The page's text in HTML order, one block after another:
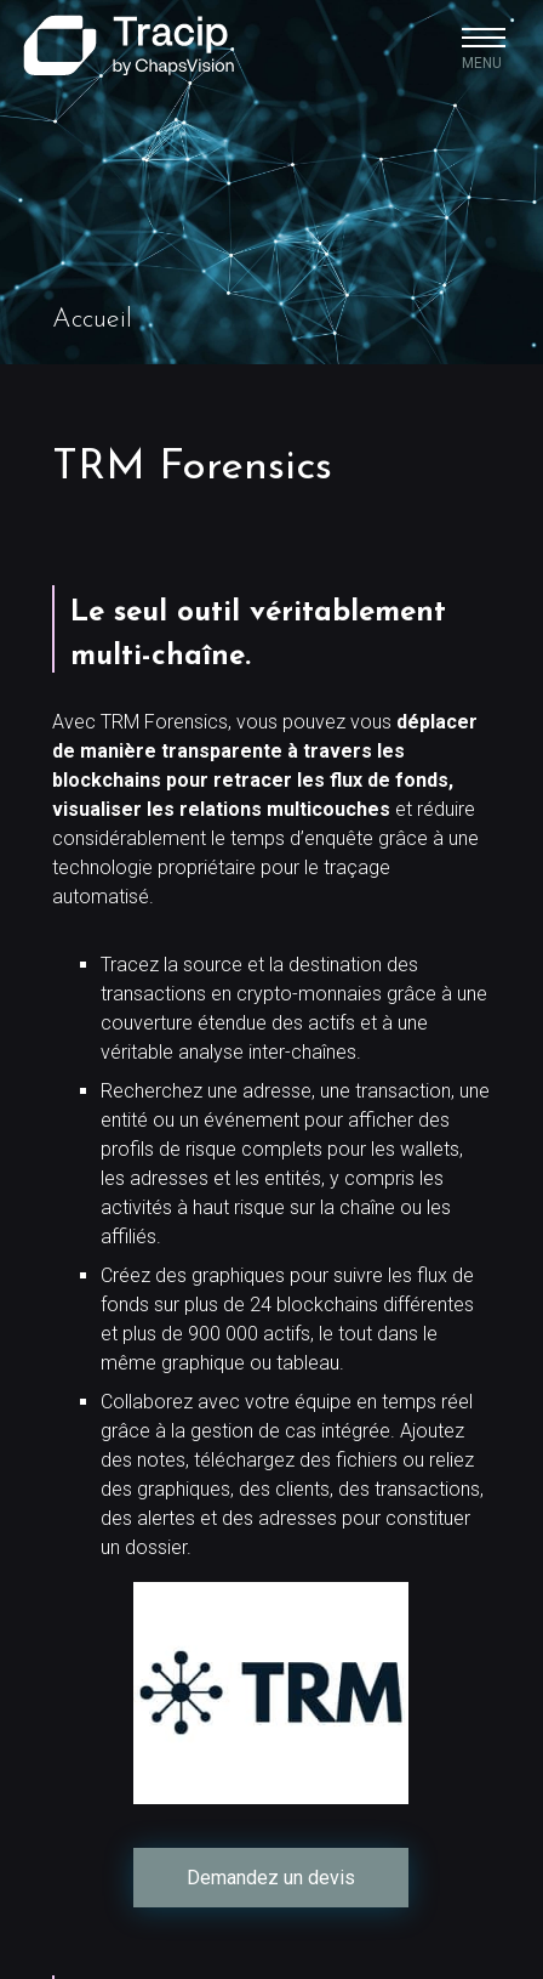
MENU
Accueil
TRM Forensics
Le seul outil véritablement
multi-chaîne.
Avec TRM Forensics, vous pouvez vous déplacer
de manière transparente à travers les
blockchains pour retracer les flux de fonds,
visualiser les relations multicouches et réduire
considérablement le temps d’enquête grâce à une
technologie propriétaire pour le traçage
automatisé.
Tracez la source et la destination des
transactions en crypto-monnaies grâce à une
couverture étendue des actifs et à une
véritable analyse inter-chaînes.
Recherchez une adresse, une transaction, une
entité ou un événement pour afficher des
profils de risque complets pour les wallets,
les adresses et les entités, y compris les
activités à haut risque sur la chaîne ou les
affiliés.
Créez des graphiques pour suivre les flux de
fonds sur plus de 24 blockchains différentes
et plus de 900 000 actifs, le tout dans le
même graphique ou tableau.
Collaborez avec votre équipe en temps réel
grâce à la gestion de cas intégrée. Ajoutez
des notes, téléchargez des fichiers ou reliez
des graphiques, des clients, des transactions,
des alertes et des adresses pour constituer
un dossier.
Demandez un devis